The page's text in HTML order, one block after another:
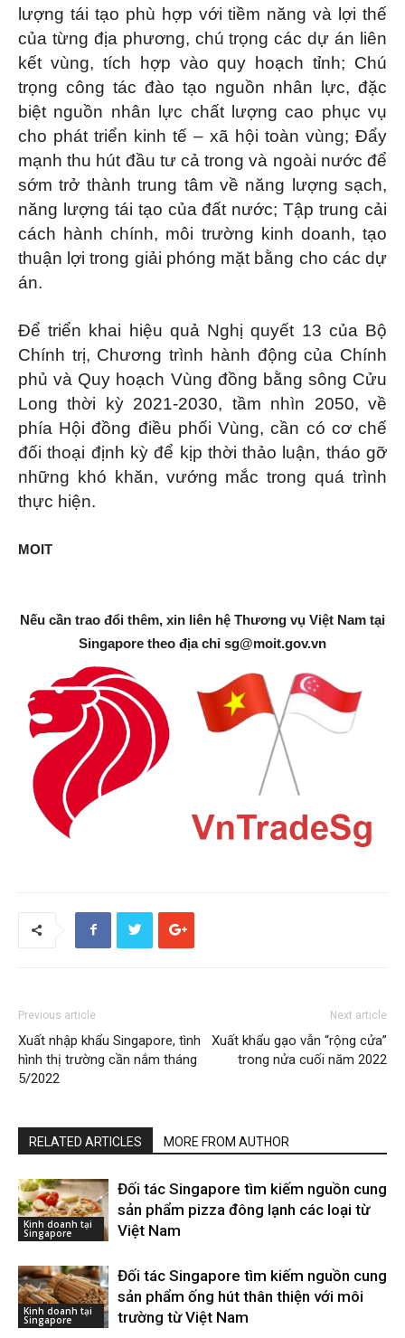
lượng tái tạo phù hợp với tiềm năng và lợi thế
của từng địa phương, chú trọng các dự án liên
kết vùng, tích hợp vào quy hoạch tỉnh; Chú
trọng công tác đào tạo nguồn nhân lực, đặc
biệt nguồn nhân lực chất lượng cao phục vụ
cho phát triển kinh tế – xã hội toàn vùng; Đẩy
mạnh thu hút đầu tư cả trong và ngoài nước để
sớm trở thành trung tâm về năng lượng sạch,
năng lượng tái tạo của đất nước; Tập trung cải
cách hành chính, môi trường kinh doanh, tạo
thuận lợi trong giải phóng mặt bằng cho các dự
án.
Để triển khai hiệu quả Nghị quyết 13 của Bộ
Chính trị, Chương trình hành động của Chính
phủ và Quy hoạch Vùng đồng bằng sông Cửu
Long thời kỳ 2021-2030, tầm nhìn 2050, về
phía Hội đồng điều phối Vùng, cần có cơ chế
đối thoại định kỳ để kịp thời thảo luận, tháo gỡ
những khó khăn, vướng mắc trong quá trình
thực hiện.
MOIT
Nếu cần trao đổi thêm, xin liên hệ Thương vụ Việt Nam tại
Singapore theo địa chỉ sg@moit.gov.vn
Previous article
Xuất nhập khẩu Singapore, tình
hình thị trường cần nắm tháng
5/2022
Next article
Xuất khẩu gạo vẫn “rộng cửa”
trong nửa cuối năm 2022
RELATED ARTICLES MORE FROM AUTHOR
Kinh doanh tại
Singapore
Đối tác Singapore tìm kiếm nguồn cung
sản phẩm pizza đông lạnh các loại từ
Việt Nam
Kinh doanh tại
Singapore
Đối tác Singapore tìm kiếm nguồn cung
sản phẩm ống hút thân thiện với môi
trường từ Việt Nam